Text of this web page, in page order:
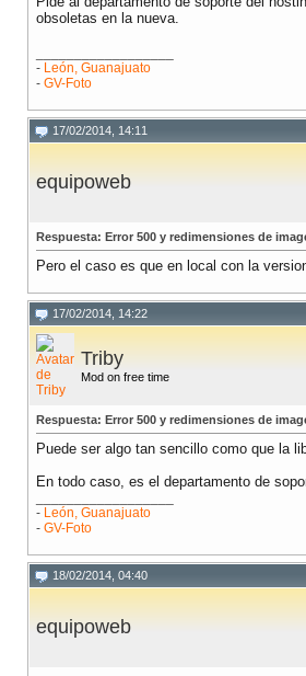
obsoletas en la nueva.
- León, Guanajuato
- GV-Foto
17/02/2014, 14:11
equipoweb
Respuesta: Error 500 y redimensiones de
Pero el caso es que en local con la
17/02/2014, 14:22
Triby
Mod on free time
Respuesta: Error 500 y redimensiones de
Puede ser algo tan sencillo como que la
En todo caso, es el departamento de
- León, Guanajuato
- GV-Foto
18/02/2014, 04:40
equipoweb